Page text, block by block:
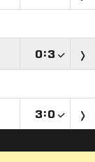
:
: